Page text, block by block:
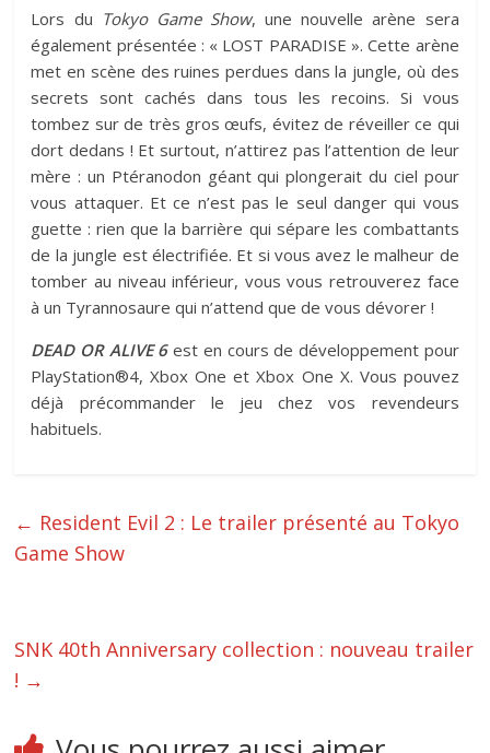
Lors du Tokyo Game Show, une nouvelle arène sera
également présentée : « LOST PARADISE ». Cette arène
met en scène des ruines perdues dans la jungle, où des
secrets sont cachés dans tous les recoins. Si vous
tombez sur de très gros œufs, évitez de réveiller ce qui
dort dedans ! Et surtout, n’attirez pas l’attention de leur
mère : un Ptéranodon géant qui plongerait du ciel pour
vous attaquer. Et ce n’est pas le seul danger qui vous
guette : rien que la barrière qui sépare les combattants
de la jungle est électrifiée. Et si vous avez le malheur de
tomber au niveau inférieur, vous vous retrouverez face
à un Tyrannosaure qui n’attend que de vous dévorer !
DEAD OR ALIVE 6est en cours de développement pour
PlayStation®4, Xbox One et Xbox One X. Vous pouvez
déjà précommander le jeu chez vos revendeurs
habituels.
← Resident Evil 2 : Le trailer présenté au Tokyo
Game Show
SNK 40th Anniversary collection : nouveau trailer
! →